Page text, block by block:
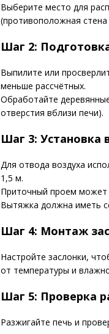
Выберите место для
(противоположная
Шаг 2:
Выпилите или
меньше рассчётных.
Обработайте
отверстия вблизи печи).
Шаг 3: Установка
Для отвода воздуха
1,5 м.
Приточный проем может
Вытяжка должна иметь
Шаг 4: Монтаж
Настройте заслонки,
от температуры и
Шаг 5: Проверка
Разжигайте печь и